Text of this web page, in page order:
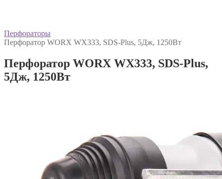
Перфораторы
Перфоратор WORX WX333, SDS-Plus, 5Дж, 1250Вт
Перфоратор WORX WX333, SDS-Plus,
5Дж, 1250Вт